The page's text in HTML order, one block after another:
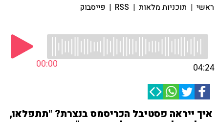
ראשי | תוכניות מלאות |
RSS
| פייסבוק
00:00 04:24
איך ייראה פסטיבל הכריסמס בנצרת? "תתפלאו,